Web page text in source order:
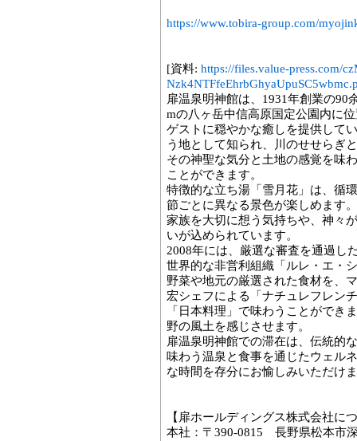
https://www.tobira-group.com/
[資料: https://files.value-press.com/
扉温泉明神館は、1931年創業の90
mの八ヶ岳中信高原国定公園内に
ゲストに穏やかな癒しを提供して
う地として知られ、川のせせらぎ
その神聖な気分と土地の感覚を味
ことができます。
特徴的な立ち湯「雪月花」は、循
節ごとに異なる景色が楽しめます
家族を大切に想う気持ちや、神々
いが込められています。
2008年には、厳選な審査を通過し
世界的な非営利組織「ルレ・エ・
野菜や地元の厳選された食材を、
宏シェフによる「ナチュレフレン
「日本料理」で味わうことができ
野の風土を感じさせます。
扉温泉明神館での滞在は、伝統的
味わう温泉と食事を通じたウェル
な時間を存分にお愉しみいただけ
【扉ホールディングス株式会社に
本社：〒390-0815 長野県松本市